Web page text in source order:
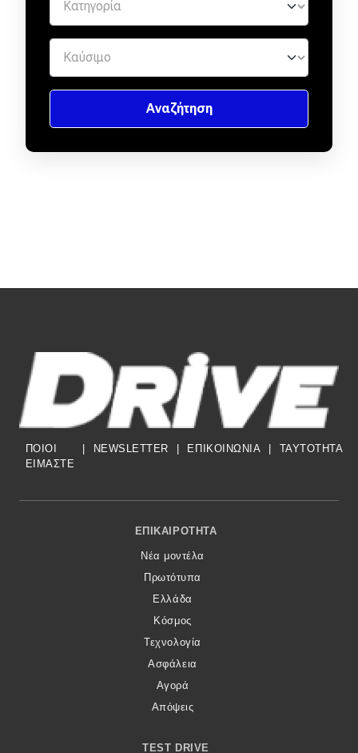
ΠΟΙΟΙ
ΕΙΜΑΣΤΕ
NEWSLETTER ΕΠΙΚΟΙΝΩΝΙΑ TAYTOTHTA
Footer Menu
ΕΠΙΚΑΙΡΌΤΗΤΑ
Νέα μοντέλα
Πρωτότυπα
Ελλάδα
Κόσμος
Τεχνολογία
Ασφάλεια
Αγορά
Απόψεις
TEST DRIVE